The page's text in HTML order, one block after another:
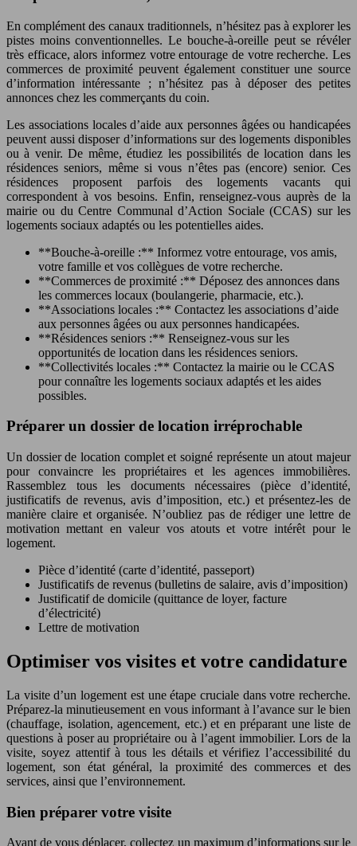
En complément des canaux traditionnels, n’hésitez pas à explorer les
pistes moins conventionnelles. Le bouche-à-oreille peut se révéler
très efficace, alors informez votre entourage de votre recherche. Les
commerces de proximité peuvent également constituer une source
d’information intéressante ; n’hésitez pas à déposer des petites
annonces chez les commerçants du coin.
Les associations locales d’aide aux personnes âgées ou handicapées
peuvent aussi disposer d’informations sur des logements disponibles
ou à venir. De même, étudiez les possibilités de location dans les
résidences seniors, même si vous n’êtes pas (encore) senior. Ces
résidences proposent parfois des logements vacants qui
correspondent à vos besoins. Enfin, renseignez-vous auprès de la
mairie ou du Centre Communal d’Action Sociale (CCAS) sur les
logements sociaux adaptés ou les potentielles aides.
**Bouche-à-oreille :** Informez votre entourage, vos amis,
votre famille et vos collègues de votre recherche.
**Commerces de proximité :** Déposez des annonces dans
les commerces locaux (boulangerie, pharmacie, etc.).
**Associations locales :** Contactez les associations d’aide
aux personnes âgées ou aux personnes handicapées.
**Résidences seniors :** Renseignez-vous sur les
opportunités de location dans les résidences seniors.
**Collectivités locales :** Contactez la mairie ou le CCAS
pour connaître les logements sociaux adaptés et les aides
possibles.
Préparer un dossier de location irréprochable
Un dossier de location complet et soigné représente un atout majeur
pour convaincre les propriétaires et les agences immobilières.
Rassemblez tous les documents nécessaires (pièce d’identité,
justificatifs de revenus, avis d’imposition, etc.) et présentez-les de
manière claire et organisée. N’oubliez pas de rédiger une lettre de
motivation mettant en valeur vos atouts et votre intérêt pour le
logement.
Pièce d’identité (carte d’identité, passeport)
Justificatifs de revenus (bulletins de salaire, avis d’imposition)
Justificatif de domicile (quittance de loyer, facture
d’électricité)
Lettre de motivation
Optimiser vos visites et votre candidature
La visite d’un logement est une étape cruciale dans votre recherche.
Préparez-la minutieusement en vous informant à l’avance sur le bien
(chauffage, isolation, agencement, etc.) et en préparant une liste de
questions à poser au propriétaire ou à l’agent immobilier. Lors de la
visite, soyez attentif à tous les détails et vérifiez l’accessibilité du
logement, son état général, la proximité des commerces et des
services, ainsi que l’environnement.
Bien préparer votre visite
Avant de vous déplacer, collectez un maximum d’informations sur le